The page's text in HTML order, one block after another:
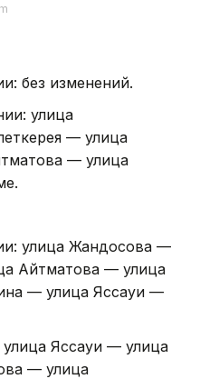
без изменений.
улица
— улица
— улица
улица Жандосова —
Айтматова — улица
— улица Яссауи —
Яссауи — улица
— улица